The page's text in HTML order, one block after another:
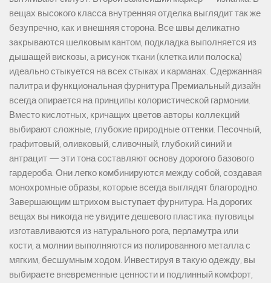
вещах высокого класса внутренняя отделка выглядит так же
безупречно, как и внешняя сторона. Все швы деликатно
закрываются шелковым кантом, подкладка выполняется из
дышащей вискозы, а рисунок ткани (клетка или полоска)
идеально стыкуется на всех стыках и карманах. Сдержанная
палитра и функциональная фурнитура Премиальный дизайн
всегда опирается на принципы колористической гармонии.
Вместо кислотных, кричащих цветов авторы коллекций
выбирают сложные, глубокие природные оттенки. Песочный,
графитовый, оливковый, сливочный, глубокий синий и
антрацит — эти тона составляют основу дорогого базового
гардероба. Они легко комбинируются между собой, создавая
монохромные образы, которые всегда выглядят благородно.
Завершающим штрихом выступает фурнитура. На дорогих
вещах вы никогда не увидите дешевого пластика: пуговицы
изготавливаются из натурального рога, перламутра или
кости, а молнии выполняются из полированного металла с
мягким, бесшумным ходом. Инвестируя в такую одежду, вы
выбираете вневременные ценности и подлинный комфорт,